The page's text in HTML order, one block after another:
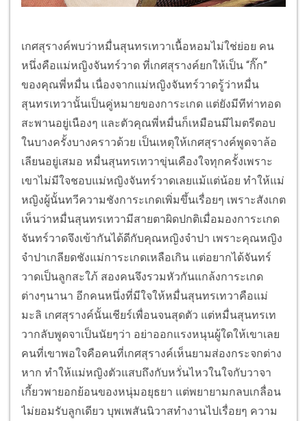
เกศสุรางค์พบว่าหมื่นสุนทรเทวาเนื้อหอมไม่ใช่ย่อย คน
หนึ่งคือแม่หญิงจันทร์วาด ที่เกศสุรางค์ยกให้เป็น “กิ๊ก”
ของคุณพี่หมื่น เนื่องจากแม่หญิงจันทร์วาดรู้ว่าหมื่น
สุนทรเทวานั้นเป็นคู่หมายของการะเกด แต่ยังมีทีท่าทอด
สะพานอยู่เนืองๆ และตัวคุณพี่หมื่นก็เหมือนมีไมตรีตอบ
ในบางครั้งบางคราวด้วย เป็นเหตุให้เกศสุรางค์พูดจาล้อ
เลียนอยู่เสมอ หมื่นสุนทรเทวาขุ่นเคืองใจทุกครั้งเพราะ
เขาไม่มีใจชอบแม่หญิงจันทร์วาดเลยแม้แต่น้อย ทำให้แม่
หญิงผู้นั้นทวีความชังการะเกดเพิ่มขึ้นเรื่อยๆ เพราะสังเกต
เห็นว่าหมื่นสุนทรเทวามีสายตาผิดปกติเมื่อมองการะเกด
จันทร์วาดจึงเข้ากันได้ดีกับคุณหญิงจำปา เพราะคุณหญิง
จำปาเกลียดชังแม่การะเกดเหลือเกิน แต่อยากได้จันทร์
วาดเป็นลูกสะใภ้ สองคนจึงรวมหัวกันแกล้งการะเกด
ต่างๆนานา อีกคนหนึ่งที่มีใจให้หมื่นสุนทรเทวาคือแม่
มะลิ เกศสุรางค์นั้นเชียร์เพื่อนจนสุดตัว แต่หมื่นสุนทรเท
วากลับพูดจาเป็นนัยๆว่า อย่าออกแรงหนุนผู้ใดให้เขาเลย
คนที่เขาพอใจคือคนที่เกศสุรางค์เห็นยามส่องกระจกต่าง
หาก ทำให้แม่หญิงตัวแสบถึงกับหวั่นไหวในใจกับวาจา
เกี้ยวพายอกย้อนของหนุ่มอยุธยา แต่พยายามกลบเกลื่อน
ไม่ยอมรับลูกเดียว บุพเพสันนิวาสทำงานไปเรื่อยๆ ความ